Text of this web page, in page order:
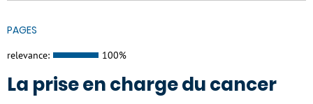
PAGES
relevance: 100%
La prise en charge du cancer